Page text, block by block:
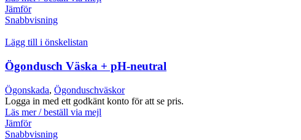
Jämför
Snabbvisning
Lägg till i önskelistan
Ögondusch Väska + pH-neutral
Ögonskada, Ögonduschväskor
Logga in med ett godkänt konto för att se pris.
Läs mer / beställ via mejl
Jämför
Snabbvisning